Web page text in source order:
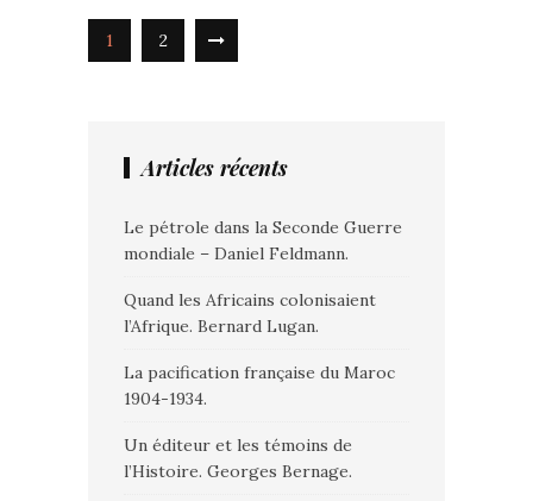
1 2
Articles récents
Le pétrole dans la Seconde Guerre
mondiale – Daniel Feldmann.
Quand les Africains colonisaient
l’Afrique. Bernard Lugan.
La pacification française du Maroc
1904-1934.
Un éditeur et les témoins de
l’Histoire. Georges Bernage.